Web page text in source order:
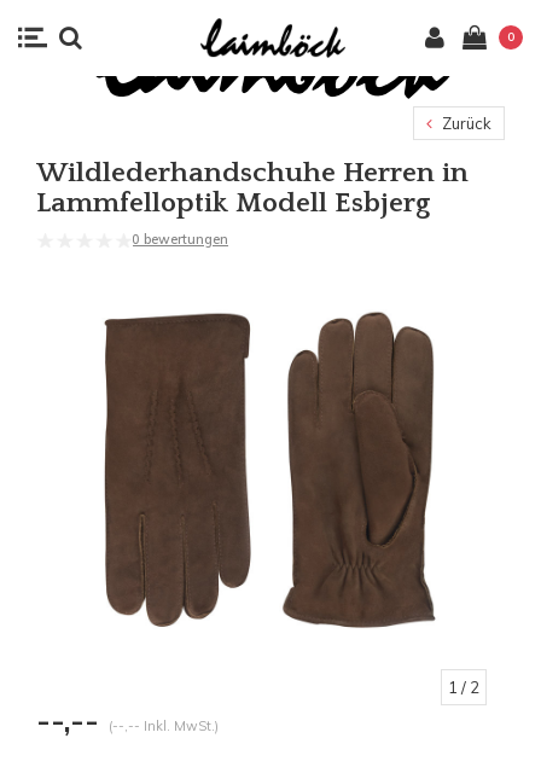
0
Zurück
Wildlederhandschuhe Herren in
Lammfelloptik Modell Esbjerg
0 bewertungen
1 / 2
--,-- (--,-- Inkl. MwSt.)